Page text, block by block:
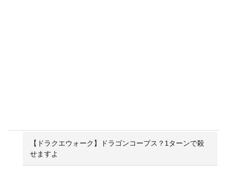
【ドラクエウォーク】ドラゴンコープス？1ターンで殺
せますよ